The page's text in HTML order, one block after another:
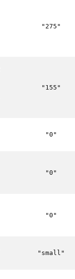
"275"
"155"
"0"
"0"
"0"
"small"